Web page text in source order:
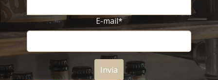
E-mail*